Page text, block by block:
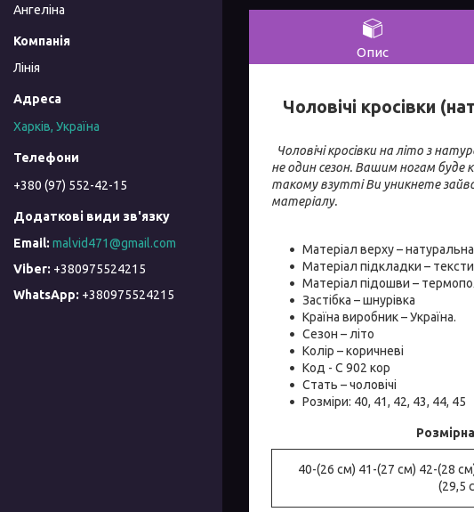
Опис
Чоловічі кросівки
Чоловічі кросівки на літо з
не один сезон. Вашим ногам
такому взутті Ви уникнете зайвої
матеріалу.
Матеріал верху –
Матеріал підкладки –
Матеріал підошви –
Застібка – шнурівка
Країна виробник – Україна.
Сезон – літо
Колір – коричневі
Код - С 902 кор
Стать – чоловічі
Розміри: 40, 41, 42, 43, 44, 45
40-(26 см) 41-(27 см) 42-(28
(29,5
Ангеліна
Лінія
Харків, Україна
+380 (97) 552-42-15
malvid471@gmail.com
+380975524215
+380975524215